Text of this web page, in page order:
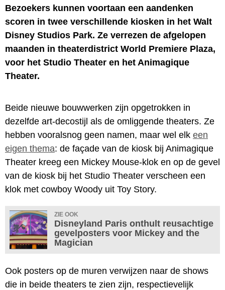
Bezoekers kunnen voortaan een aandenken
scoren in twee verschillende kiosken in het Walt
Disney Studios Park. Ze verrezen de afgelopen
maanden in theaterdistrict World Premiere Plaza,
voor het Studio Theater en het Animagique
Theater.
Beide nieuwe bouwwerken zijn opgetrokken in
dezelfde art-decostijl als de omliggende theaters. Ze
hebben vooralsnog geen namen, maar wel elk een
eigen thema: de façade van de kiosk bij Animagique
Theater kreeg een Mickey Mouse-klok en op de gevel
van de kiosk bij het Studio Theater verscheen een
klok met cowboy Woody uit Toy Story.
ZIE OOK
Disneyland Paris onthult reusachtige
gevelposters voor Mickey and the
Magician
Ook posters op de muren verwijzen naar de shows
die in beide theaters te zien zijn, respectievelijk